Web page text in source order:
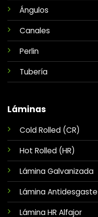
Ángulos
Canales
Perlin
Tubería
Láminas
Cold Rolled (CR)
Hot Rolled (HR)
Lámina Galvanizada
Lámina Antidesgaste
Lámina HR Alfajor